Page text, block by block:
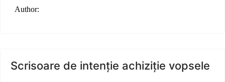
Scrisoare de intenție achiziție vopsele